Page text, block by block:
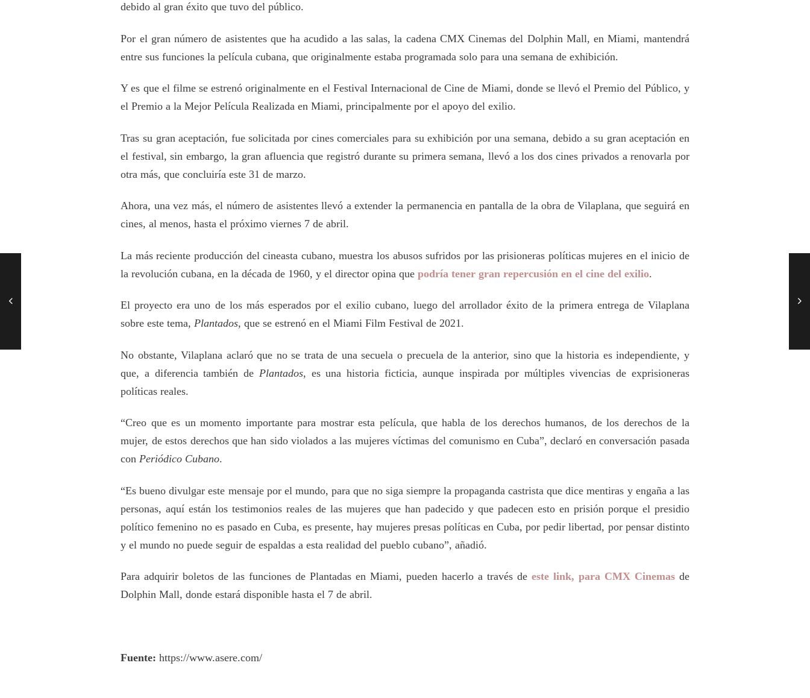
debido al gran éxito que tuvo del público.
Por el gran número de asistentes que ha acudido a las salas, la cadena CMX Cinemas del Dolphin Mall, en Miami, mantendrá
entre sus funciones la película cubana, que originalmente estaba programada solo para una semana de exhibición.
Y es que el filme se estrenó originalmente en el Festival Internacional de Cine de Miami, donde se llevó el Premio del Público, y
el Premio a la Mejor Película Realizada en Miami, principalmente por el apoyo del exilio.
Tras su gran aceptación, fue solicitada por cines comerciales para su exhibición por una semana, debido a su gran aceptación en
el festival, sin embargo, la gran afluencia que registró durante su primera semana, llevó a los dos cines privados a renovarla por
otra más, que concluiría este 31 de marzo.
Ahora, una vez más, el número de asistentes llevó a extender la permanencia en pantalla de la obra de Vilaplana, que seguirá en
cines, al menos, hasta el próximo viernes 7 de abril.
La más reciente producción del cineasta cubano, muestra los abusos sufridos por las prisioneras políticas mujeres en el inicio de
la revolución cubana, en la década de 1960, y el director opina quepodría tener gran repercusión en el cine del exilio.
El proyecto era uno de los más esperados por el exilio cubano, luego del arrollador éxito de la primera entrega de Vilaplana
sobre este tema,Plantados, que se estrenó en el Miami Film Festival de 2021.
No obstante, Vilaplana aclaró que no se trata de una secuela o precuela de la anterior, sino que la historia es independiente, y
que, a diferencia también de Plantados, es una historia ficticia, aunque inspirada por múltiples vivencias de exprisioneras
políticas reales.
“Creo que es un momento importante para mostrar esta película, que habla de los derechos humanos, de los derechos de la
mujer, de estos derechos que han sido violados a las mujeres víctimas del comunismo en Cuba”, declaró en conversación pasada
conPeriódico Cubano.
“Es bueno divulgar este mensaje por el mundo, para que no siga siempre la propaganda castrista que dice mentiras y engaña a las
personas, aquí están los testimonios reales de las mujeres que han padecido y que padecen esto en prisión porque el presidio
político femenino no es pasado en Cuba, es presente, hay mujeres presas políticas en Cuba, por pedir libertad, por pensar distinto
y el mundo no puede seguir de espaldas a esta realidad del pueblo cubano”, añadió.
Para adquirir boletos de las funciones de Plantadas en Miami, pueden hacerlo a través de este link, para CMX Cinemasde
Dolphin Mall, donde estará disponible hasta el 7 de abril.
Fuente: https://www.asere.com/